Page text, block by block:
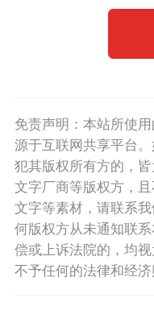
免责声明：本站所使
源于互联网共享平台
犯其版权所有方的，
文字厂商等版权方，
文字等素材，请联系
何版权方从未通知联
偿或上诉法院的，均
不予任何的法律和经